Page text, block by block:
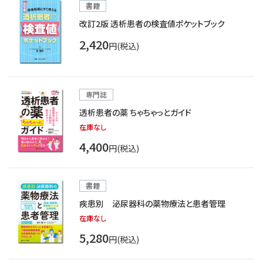
書籍
改訂2版 透析患者の検査値ポケットブック
2,420円(税込)
専門誌
透析患者の薬 ちゃちゃっとガイド
在庫なし
4,400円(税込)
書籍
疾患別 泌尿器科の薬物療法と患者管理
在庫なし
5,280円(税込)